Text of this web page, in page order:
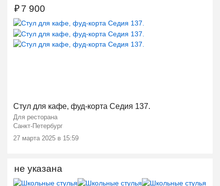
Ещё 2 фото
Стул для кафе, фуд-корта Седия 137.
Для ресторана
Санкт-Петербург
27 марта 2025 в 15:59
₽7 900
не указана